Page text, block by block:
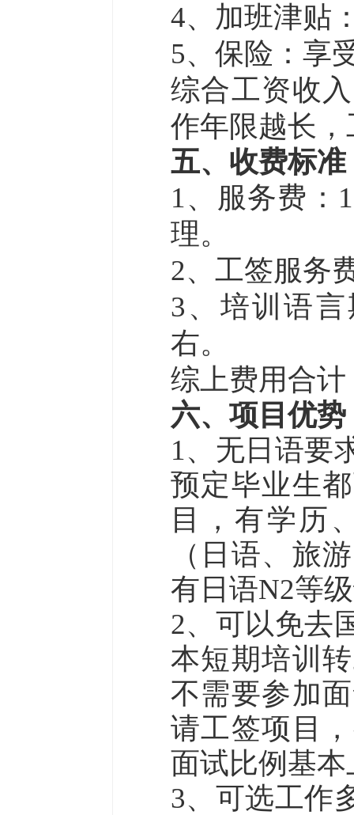
4、加班津贴
5、保险：享
综合工资收
作年限越长
五、收费标准
1、
服务费： 1
理。
2、工签服务
3、培训语
右。
综上费用合
六、项目优势
1、无日语要
预定毕业生
目，有学历
（日语、旅
有日语N2等
2、可以免去
本短期培训
不需要参加
请工签项目
面试比例基
3、可选工作